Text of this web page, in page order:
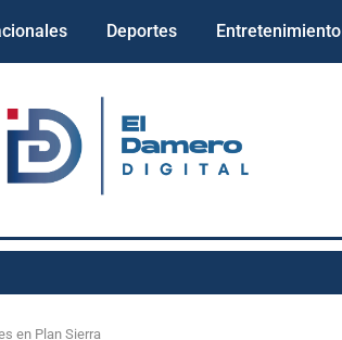
Deportes Entretenimiento
en Plan Sierra